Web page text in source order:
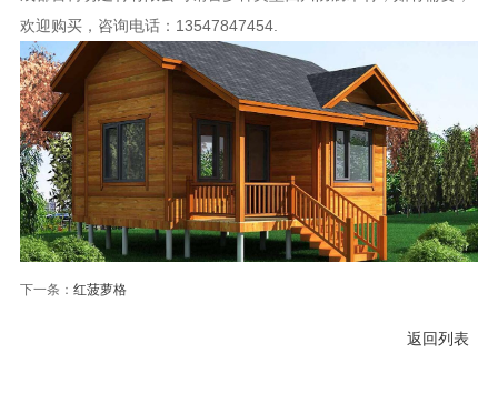
欢迎购买，咨询电话：13547847454.
下一条： 红菠萝格
返回列表